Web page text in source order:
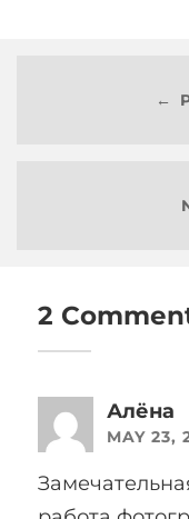
←
2
Алёна
MAY 23,